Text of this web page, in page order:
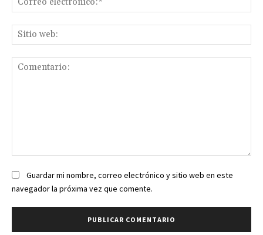
Guardar mi nombre, correo electrónico y sitio web en este
navegador la próxima vez que comente.